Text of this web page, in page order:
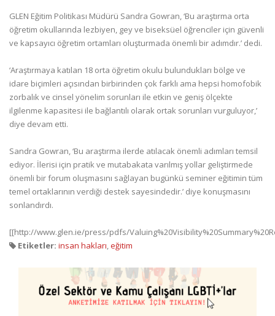
GLEN Eğitim Politikası Müdürü Sandra Gowran, ‘Bu araştırma orta
öğretim okullarında lezbiyen, gey ve biseksüel öğrenciler için güvenli
ve kapsayıcı öğretim ortamları oluşturmada önemli bir adımdır.’ dedi.
‘Araştırmaya katılan 18 orta öğretim okulu bulundukları bölge ve
idare biçimleri açısından birbirinden çok farklı ama hepsi homofobik
zorbalık ve cinsel yönelim sorunları ile etkin ve geniş ölçekte
ilgilenme kapasitesi ile bağlantılı olarak ortak sorunları vurguluyor,’
diye devam etti.
Sandra Gowran, ‘Bu araştırma ilerde atılacak önemli adımları temsil
ediyor. İlerisi için pratik ve mutabakata varılmış yollar geliştirmede
önemli bir forum oluşmasını sağlayan bugünkü seminer eğitimin tüm
temel ortaklarının verdiği destek sayesindedir.’ diye konuşmasını
sonlandırdı.
[[http://www.glen.ie/press/pdfs/
Etiketler: insan hakları,eğitim